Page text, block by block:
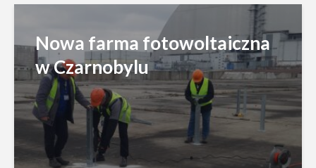
Nowa farma fotowoltaiczna
w Czarnobylu